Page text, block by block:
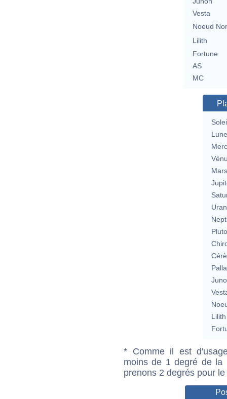
Vesta
Noeud
Lilith
Fortune
AS
MC
Lune
Mars
Lilith
* Comme il est
moins de 1 degré de la
prenons 2 degrés pour